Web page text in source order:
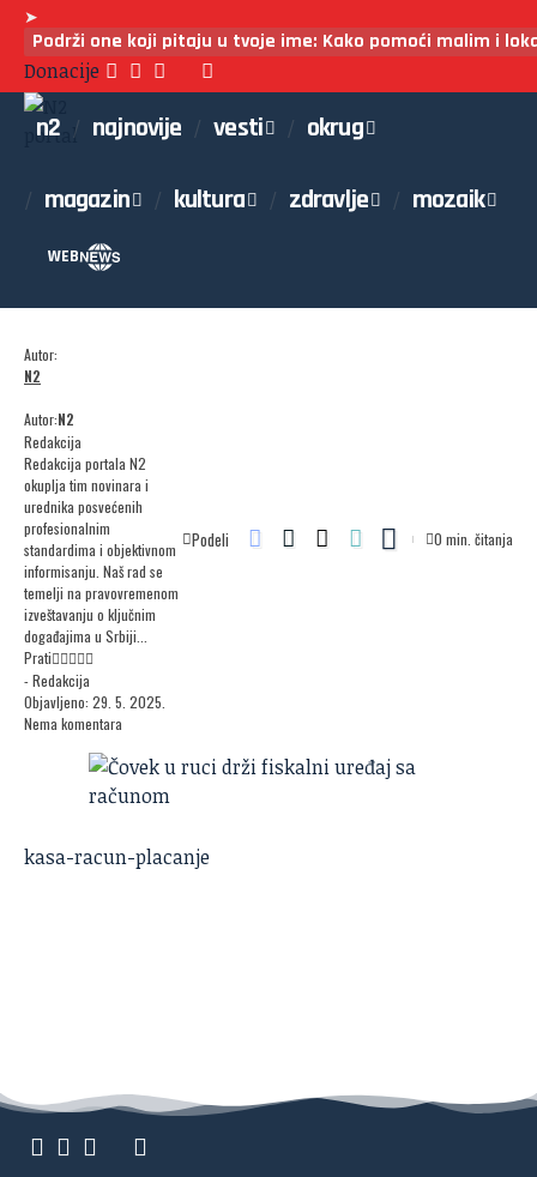
➤
Podrži one koji pitaju u tvoje ime: Kako pomoći malim i
Donacije
n2 najnovije vesti okrug
magazin kultura zdravlje mozaik
WEB
Autor:
N2
Autor:N2
Redakcija
Redakcija portala N2
okuplja tim novinara i
urednika posvećenih
profesionalnim
standardima i objektivnom
informisanju. Naš rad se
temelji na pravovremenom
izveštavanju o ključnim
događajima u Srbiji...
Prati
- Redakcija
Objavljeno: 29. 5. 2025.
Nema komentara
Podeli 0 min. čitanja
kasa-racun-placanje